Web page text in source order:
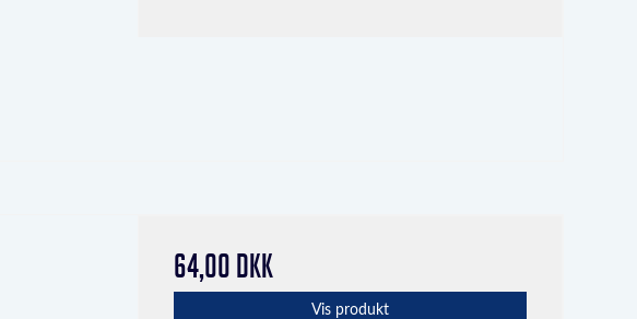
64,00 DKK
Vis produkt